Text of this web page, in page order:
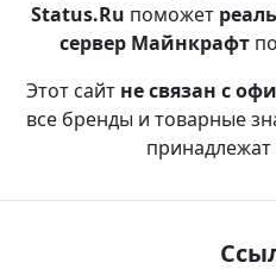
Status.Ru поможет
сервер Майнкрафт
Этот сайт не связан с
все бренды и товарные